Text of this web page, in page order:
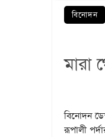
বিনোদন
মারা
বিনোদন
রূপালী